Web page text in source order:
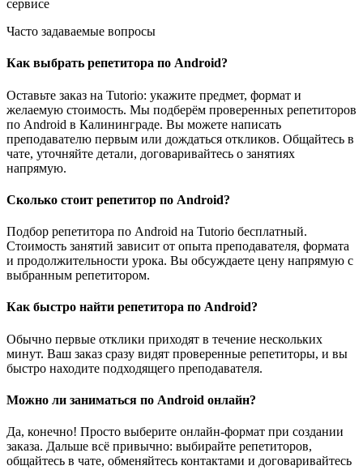
сервисе
Часто задаваемые вопросы
Как выбрать репетитора по Android?
Оставьте заказ на Tutorio: укажите предмет, формат и
желаемую стоимость. Мы подберём проверенных репетиторов
по Android в Калининграде. Вы можете написать
преподавателю первым или дождаться откликов. Общайтесь в
чате, уточняйте детали, договаривайтесь о занятиях
напрямую.
Сколько стоит репетитор по Android?
Подбор репетитора по Android на Tutorio бесплатный.
Стоимость занятий зависит от опыта преподавателя, формата
и продолжительности урока. Вы обсуждаете цену напрямую с
выбранным репетитором.
Как быстро найти репетитора по Android?
Обычно первые отклики приходят в течение нескольких
минут. Ваш заказ сразу видят проверенные репетиторы, и вы
быстро находите подходящего преподавателя.
Можно ли заниматься по Android онлайн?
Да, конечно! Просто выберите онлайн-формат при создании
заказа. Дальше всё привычно: выбирайте репетиторов,
общайтесь в чате, обменяйтесь контактами и договаривайтесь